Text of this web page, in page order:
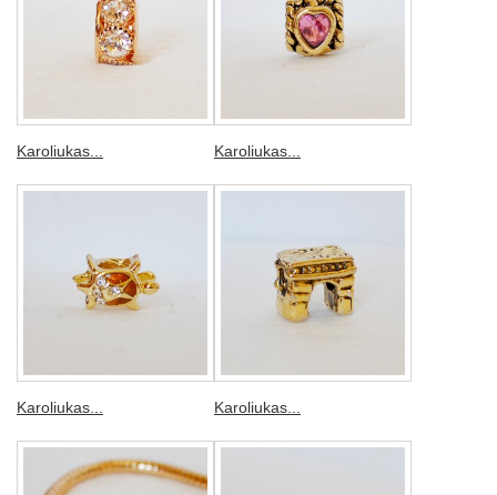
Karoliukas... Karoliukas...
Karoliukas... Karoliukas...